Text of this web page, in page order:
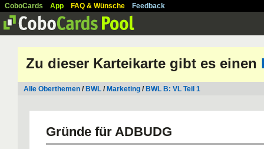
CoboCards App FAQ & Wünsche Feedback
Zu dieser Karteikarte gibt es einen
Alle Oberthemen / BWL / Marketing / BWL B: VL Teil 1
Gründe für ADBUDG